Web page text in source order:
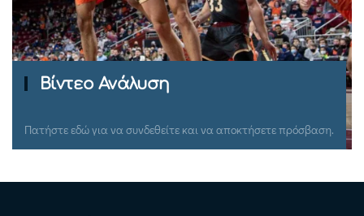
Ομιλίες Σεμιναρίων
Πατήστε εδώ για να συνδεθείτε και να αποκτήσετε πρόσβαση.